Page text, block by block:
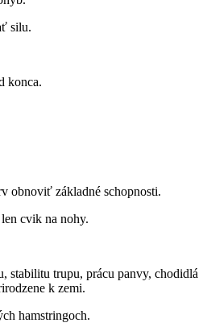
silu.
konca.
obnoviť základné schopnosti.
cvik na nohy.
stabilitu trupu, prácu panvy, chodidlá
k zemi.
hamstringoch.